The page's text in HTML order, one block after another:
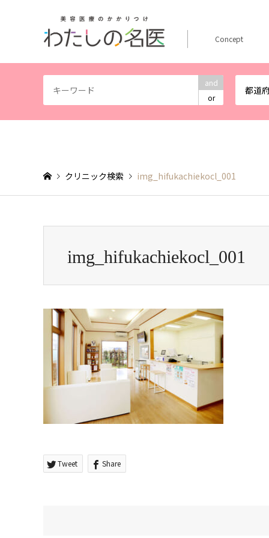
and
or
都道
Concept
クリニック検索 img_hifukachiekocl_001
img_hifukachiekocl_001
Tweet Share